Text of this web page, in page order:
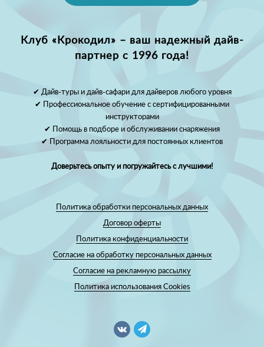
Клуб «Крокодил» – ваш надежный дайв-
партнер с 1996 года!
✔ Дайв-туры и дайв-сафари для дайверов любого уровня
✔ Профессиональное обучение с сертифицированными
инструкторами
✔ Помощь в подборе и обслуживании снаряжения
✔ Программа лояльности для постоянных клиентов
Доверьтесь опыту и погружайтесь с лучшими!
Политика обработки персональных данных
Договор оферты
Политика конфиденциальности
Согласие на обработку персональных данных
Согласие на рекламную рассылку
Политика использования Cookies